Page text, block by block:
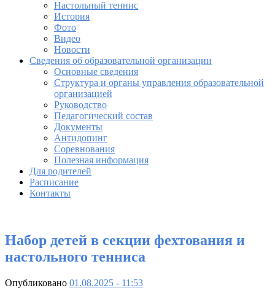
Настольный теннис
История
Фото
Видео
Новости
Сведения об образовательной организации
Основные сведения
Структура и органы управления образовательной
организацией
Руководство
Педагогический состав
Документы
Антидопинг
Соревнования
Полезная информация
Для родителей
Расписание
Контакты
Набор детей в секции фехтования и
настольного тенниса
Опубликовано 01.08.2025 - 11:53